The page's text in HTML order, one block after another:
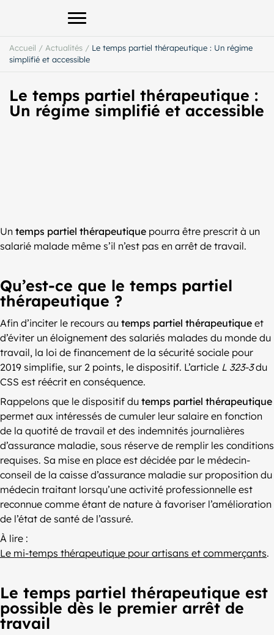
Afficher le menu principal
Accueil / Actualités / Le temps partiel thérapeutique : Un régime
simplifié et accessible
Le temps partiel thérapeutique :
Un régime simplifié et accessible
Un temps partiel thérapeutique pourra être prescrit à un
salarié malade même s’il n’est pas en arrêt de travail.
Qu’est-ce que le temps partiel
thérapeutique ?
Afin d’inciter le recours au temps partiel thérapeutique et
d’éviter un éloignement des salariés malades du monde du
travail, la loi de financement de la sécurité sociale pour
2019 simplifie, sur 2 points, le dispositif. L’article L 323-3du
CSS est réécrit en conséquence.
Rappelons que le dispositif du temps partiel thérapeutique
permet aux intéressés de cumuler leur salaire en fonction
de la quotité de travail et des indemnités journalières
d’assurance maladie, sous réserve de remplir les conditions
requises. Sa mise en place est décidée par le médecin-
conseil de la caisse d’assurance maladie sur proposition du
médecin traitant lorsqu’une activité professionnelle est
reconnue comme étant de nature à favoriser l’amélioration
de l’état de santé de l’assuré.
À lire :
Le mi-temps thérapeutique pour artisans et commerçants.
Le temps partiel thérapeutique est
possible dès le premier arrêt de
travail